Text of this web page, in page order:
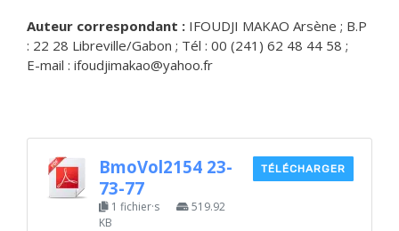
Auteur correspondant : IFOUDJI MAKAO Arsène ; B.P
: 22 28 Libreville/Gabon ; Tél : 00 (241) 62 48 44 58 ;
E-mail : ifoudjimakao@yahoo.fr
BmoVol2154 23-
73-77
1 fichier·s
519.92
KB
TÉLÉCHARGER